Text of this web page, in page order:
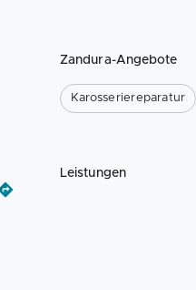
Zandura-Angebote
Karosseriereparatur
Leistungen